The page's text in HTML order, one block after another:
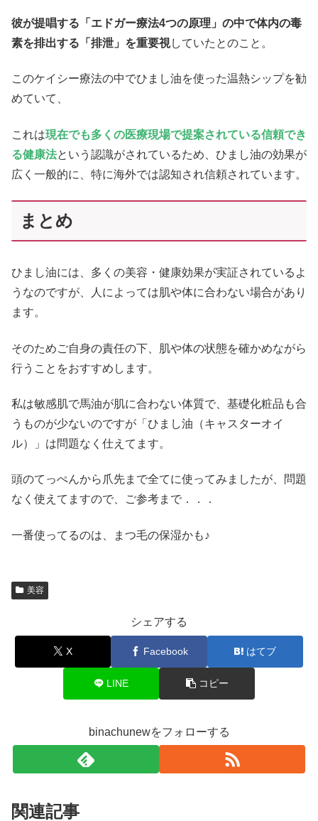
彼が提唱する「エドガー療法4つの原理」の中で体内の毒
素を排出する「排泄」を重要視していたとのこと。
このケイシー療法の中でひまし油を使った温熱シップを勧
めていて、
これは現在でも多くの医療現場で提案されている信頼でき
る健康法という認識がされているため、ひまし油の効果が
広く一般的に、特に海外では認知され信頼されています。
まとめ
ひまし油には、多くの美容・健康効果が実証されているよ
うなのですが、人によっては肌や体に合わない場合があり
ます。
そのためご自身の責任の下、肌や体の状態を確かめながら
行うことをおすすめします。
私は敏感肌で馬油が肌に合わない体質で、基礎化粧品も合
うものが少ないのですが「ひまし油（キャスターオイ
ル）」は問題なく仕えてます。
頭のてっぺんから爪先まで全てに使ってみましたが、問題
なく使えてますので、ご参考まで．．．
一番使ってるのは、まつ毛の保湿かも♪
美容
シェアする
X Facebook はてブ
LINE コピー
binachunewをフォローする
関連記事